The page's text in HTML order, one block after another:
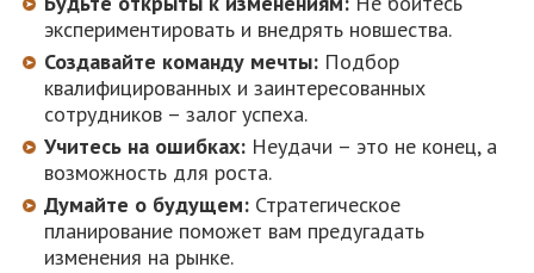
экспериментировать и внедрять новшества.
Создавайте команду мечты: Подбор
квалифицированных и заинтересованных
сотрудников – залог успеха.
Учитесь на ошибках: Неудачи – это не конец, а
возможность для роста.
Думайте о будущем: Стратегическое
планирование поможет вам предугадать
изменения на рынке.